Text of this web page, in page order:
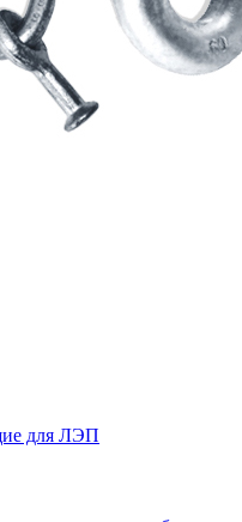
для ЛЭП